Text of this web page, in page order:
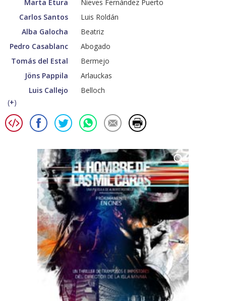
Marta Etura
Nieves Fernández Puerto
Carlos Santos
Luis Roldán
Alba Galocha
Beatriz
Pedro Casablanc
Abogado
Tomás del Estal
Bermejo
Jöns Pappila
Arlauckas
Luis Callejo
Belloch
(+)